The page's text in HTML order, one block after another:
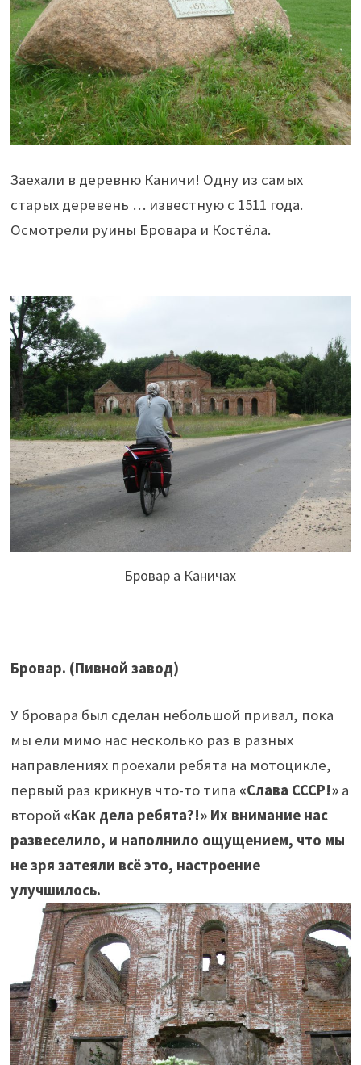
Заехали в деревню Каничи! Одну из самых
старых деревень … известную с 1511 года.
Осмотрели руины Бровара и Костёла.
Бровар а Каничах
Бровар. (Пивной завод)
У бровара был сделан небольшой привал, пока
мы ели мимо нас несколько раз в разных
направлениях проехали ребята на мотоцикле,
первый раз крикнув что-то типа «Слава СССР!»а
второй «Как дела ребята?!» Их внимание нас
развеселило, и наполнило ощущением, что мы
не зря затеяли всё это, настроение
улучшилось.